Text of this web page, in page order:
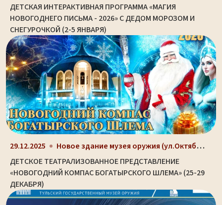
ДЕТСКАЯ ИНТЕРАКТИВНАЯ ПРОГРАММА «МАГИЯ
НОВОГОДНЕГО ПИСЬМА - 2026» С ДЕДОМ МОРОЗОМ И
СНЕГУРОЧКОЙ (2-5 ЯНВАРЯ)
29.12.2025 Новое здание музея оружия (ул.Октябрьская, д. 2)
ДЕТСКОЕ ТЕАТРАЛИЗОВАННОЕ ПРЕДСТАВЛЕНИЕ
«НОВОГОДНИЙ КОМПАС БОГАТЫРСКОГО ШЛЕМА» (25-29
ДЕКАБРЯ)